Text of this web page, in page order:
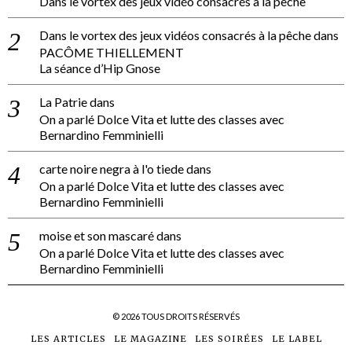
Dans le vortex des jeux vidéos consacrés à la pêchedans
PACÔME THIELLEMENT
La séance d’Hip Gnose
La Patriedans
On a parlé Dolce Vita et lutte des classes avec
Bernardino Femminielli
carte noire negra à l'o tiededans
On a parlé Dolce Vita et lutte des classes avec
Bernardino Femminielli
moise et son mascarédans
On a parlé Dolce Vita et lutte des classes avec
Bernardino Femminielli
© 2026TOUS DROITS RÉSERVÉS
LES ARTICLES LE MAGAZINE LES SOIRÉES LE LABEL